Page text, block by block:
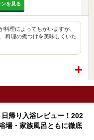
を見る
料理によってちがいますが、
料理の煮つけを美味しくいた
帰り入浴レビュー！202
場・家族風呂ともに徹底